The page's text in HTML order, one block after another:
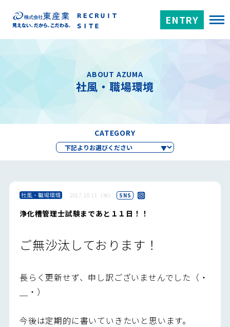
ENTRY
ABOUT AZUMA
社風・職場環境
CATEGORY
社風・職場環境 2017.10.11（水） SNS
浄化槽管理士試験まであと１１日！！
ご無沙汰しております！
長らく更新せず、申し訳ございませんでした（・
＿・）
今後は定期的に書いていきたいと思います。